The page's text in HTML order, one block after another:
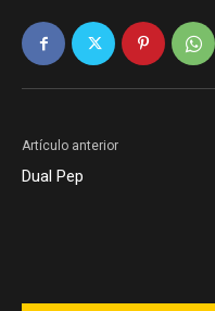
Artículo anterior
Dual Pep